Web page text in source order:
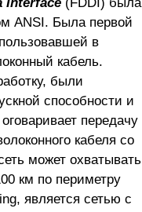
ANSI. Была первой
в
кабель.
были
способности и
передачу
кабеля со
может охватывать
км по периметру
является сетью с